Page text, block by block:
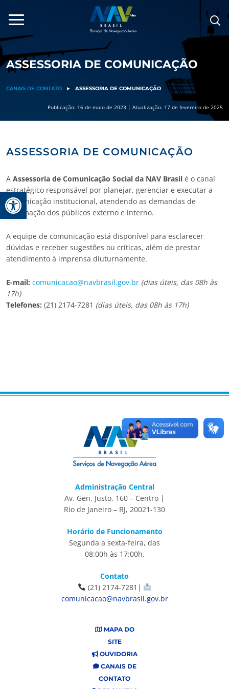
Barra de Ferramentas Aberta
para
conteúdo
ASSESSORIA DE COMUNICAÇÃO
CANAIS DE CONTATO ► ASSESSORIA DE COMUNICAÇÃO
Publicação: 16 de maio de 2023 | Atualização: 17 de fevereiro de 2025
ASSESSORIA DE COMUNICAÇÃO
A Assessoria de Comunicação Social da NAV Brasil é o canal
estratégico responsável por planejar, gerenciar e executar a
comunicação institucional, atendendo as demandas de
informação dos públicos externo e interno.
A equipe de comunicação está disponível para esclarecer
dúvidas e receber sugestões ou críticas, além de prestar
atendimento à imprensa diuturnamente.
E-mail: comunicacao@navbrasil.gov.br (dias úteis, das 08h às
17h)
Telefones: (21) 2174-7281 (dias úteis, das 08h às 17h)
Administração Central
Av. Gen. Justo, 160 – Centro |
Rio de Janeiro – RJ, 20021-130
Horário de Funcionamento
Segunda a sexta-feira, das
08:00h às 17:00h.
Contato
(21) 2174-7281|
comunicacao@navbrasil.gov.br
MAPA DO
SITE
OUVIDORIA
CANAIS DE
CONTATO